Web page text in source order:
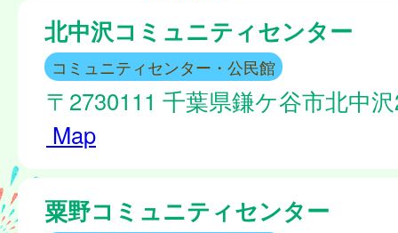
北中沢コミュニティセンター
コミュニティセンター・公民館
〒2730111 千葉県鎌ケ谷市北中
Map
粟野コミュニティセンター